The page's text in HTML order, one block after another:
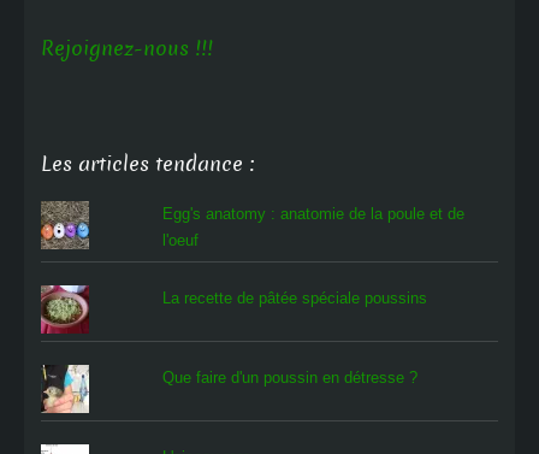
Rejoignez-nous !!!
Les articles tendance :
Egg's anatomy : anatomie de la poule et de
l'oeuf
La recette de pâtée spéciale poussins
Que faire d'un poussin en détresse ?